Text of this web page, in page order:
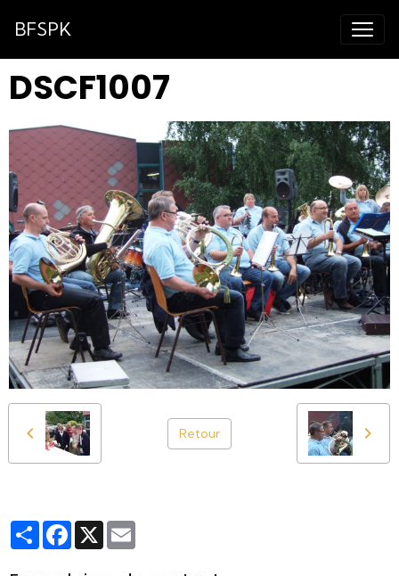
BFSPK
DSCF1007
Retour
PartagerFacebook
X